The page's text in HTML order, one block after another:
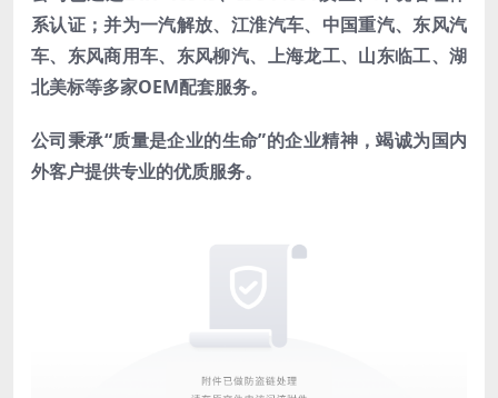
系认证；并为一汽解放、江淮汽车、中国重汽、东风汽
车、东风商用车、东风柳汽、上海龙工、山东临工、湖
北美标等多家OEM配套服务。
公司秉承“质量是企业的生命”的企业精神，竭诚为国内
外客户提供专业的优质服务。